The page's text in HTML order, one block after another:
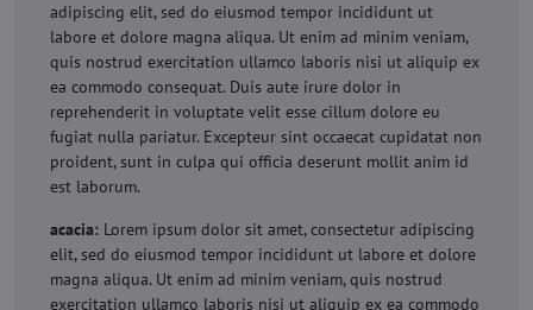
adipiscing elit, sed do eiusmod tempor incididunt ut
labore et dolore magna aliqua. Ut enim ad minim veniam,
quis nostrud exercitation ullamco laboris nisi ut aliquip ex
ea commodo consequat. Duis aute irure dolor in
reprehenderit in voluptate velit esse cillum dolore eu
fugiat nulla pariatur. Excepteur sint occaecat cupidatat non
proident, sunt in culpa qui officia deserunt mollit anim id
est laborum.
acacia: Lorem ipsum dolor sit amet, consectetur adipiscing
elit, sed do eiusmod tempor incididunt ut labore et dolore
magna aliqua. Ut enim ad minim veniam, quis nostrud
exercitation ullamco laboris nisi ut aliquip ex ea commodo